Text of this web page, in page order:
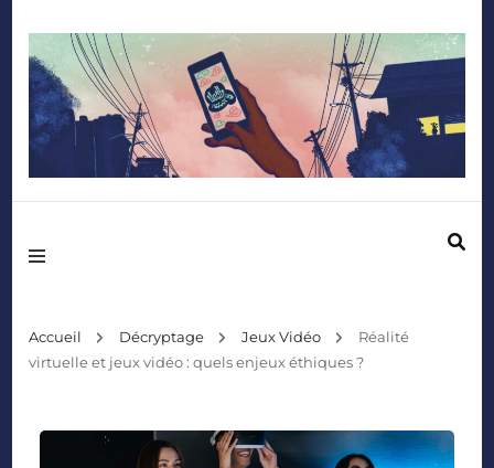
Accueil Décryptage Jeux Vidéo
Réalité
virtuelle et jeux vidéo : quels enjeux éthiques ?